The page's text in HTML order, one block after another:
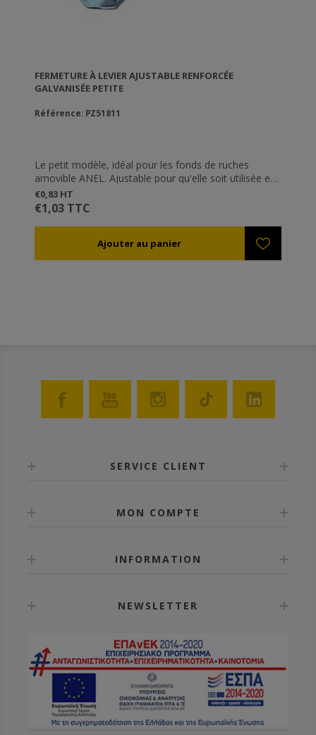
FERMETURE À LEVIER AJUSTABLE RENFORCÉE
GALVANISÉE PETITE
Référence: PZ51811
Le petit modèle, idéal pour les fonds de ruches
amovible ANEL. Ajustable pour qu'elle soit utilisée en
fonction de chaque besoin. Sans doute la fermeture
la plus utilisée en Grèce. Galvanisée et résistante à la
rouille.
€0,83 HT
€1,03 TTC
SERVICE CLIENT
MON COMPTE
INFORMATION
NEWSLETTER